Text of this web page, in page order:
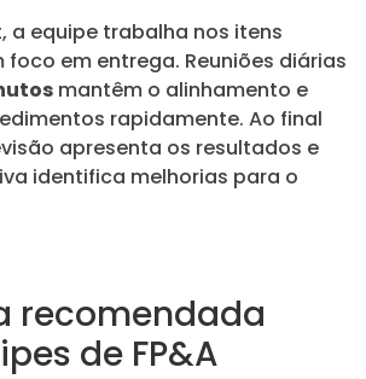
a equipe trabalha nos itens
em entrega. Reuniões diárias
mantêm o alinhamento e
rapidamente. Ao final
apresenta os resultados e
identifica melhorias para o
recomendada
de FP&A